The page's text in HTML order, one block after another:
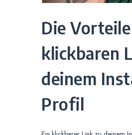
Die
klickbaren
deinem
Profil